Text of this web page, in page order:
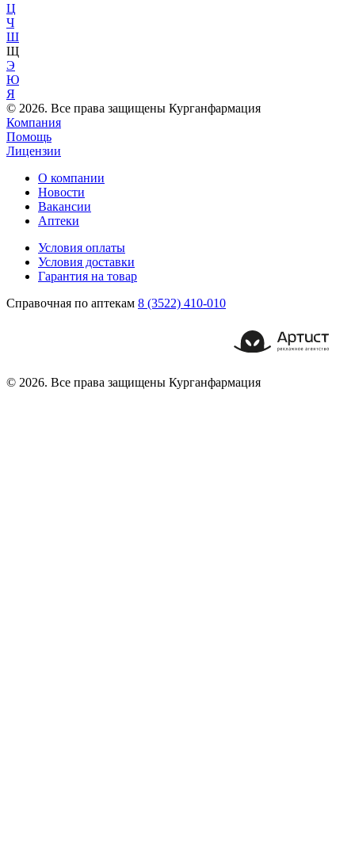
Ц
Ч
Ш
Щ
Э
Ю
Я
© 2026. Все права защищены Курганфармация
Компания
Помощь
Лицензии
О компании
Новости
Вакансии
Аптеки
Условия оплаты
Условия доставки
Гарантия на товар
Справочная по аптекам 8 (3522) 410-010
© 2026. Все права защищены Курганфармация